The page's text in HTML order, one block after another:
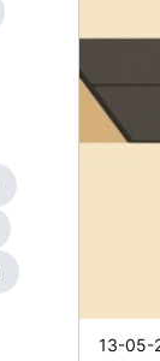
13-05-